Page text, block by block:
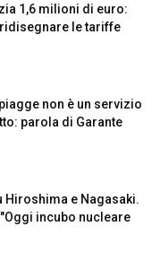
1,6 milioni di euro:
le tariffe
non è un servizio
parola di Garante
Hiroshima e Nagasaki.
incubo nucleare